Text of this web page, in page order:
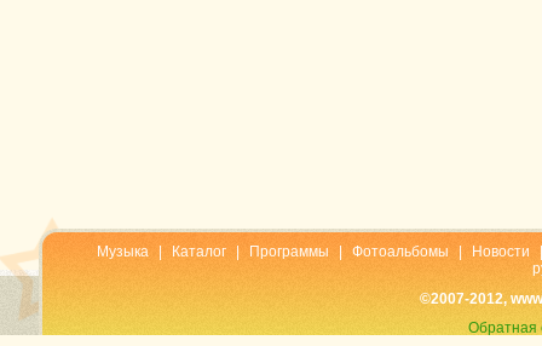
Музыка Каталог Программы Фотоальбомы Новости
©2007-2012,
Обратная